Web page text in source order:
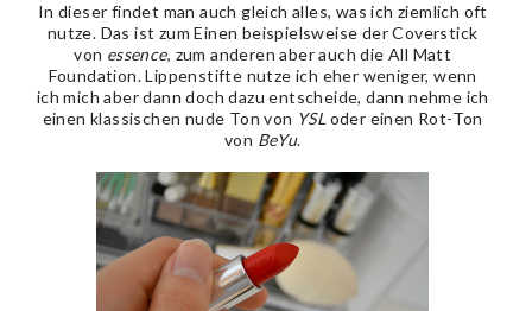
In dieser findet man auch gleich alles, was ich ziemlich oft
nutze. Das ist zum Einen beispielsweise der Coverstick
von essence, zum anderen aber auch die All Matt
Foundation. Lippenstifte nutze ich eher weniger, wenn
ich mich aber dann doch dazu entscheide, dann nehme ich
einen klassischen nude Ton von YSL oder einen Rot-Ton
von BeYu.